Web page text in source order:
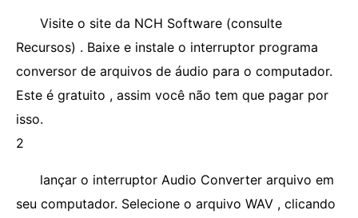
Visite o site da NCH Software (consulte
Recursos) . Baixe e instale o interruptor programa
conversor de arquivos de áudio para o computador.
Este é gratuito , assim você não tem que pagar por
isso.
2
lançar o interruptor Audio Converter arquivo em
seu computador. Selecione o arquivo WAV , clicando